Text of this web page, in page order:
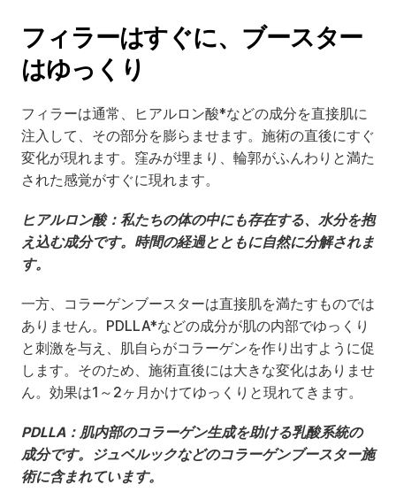
フィラーはすぐに、ブースター
はゆっくり
フィラーは通常、ヒアルロン酸*などの成分を直接肌に
注入して、その部分を膨らませます。施術の直後にすぐ
変化が現れます。窪みが埋まり、輪郭がふんわりと満た
された感覚がすぐに現れます。
ヒアルロン酸：私たちの体の中にも存在する、水分を抱
え込む成分です。時間の経過とともに自然に分解されま
す。
一方、コラーゲンブースターは直接肌を満たすものでは
ありません。PDLLA*などの成分が肌の内部でゆっくり
と刺激を与え、肌自らがコラーゲンを作り出すように促
します。そのため、施術直後には大きな変化はありませ
ん。効果は1～2ヶ月かけてゆっくりと現れてきます。
PDLLA：肌内部のコラーゲン生成を助ける乳酸系統の
成分です。ジュベルックなどのコラーゲンブースター施
術に含まれています。